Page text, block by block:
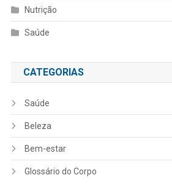
Nutrição
Saúde
CATEGORIAS
Saúde
Beleza
Bem-estar
Glossário do Corpo